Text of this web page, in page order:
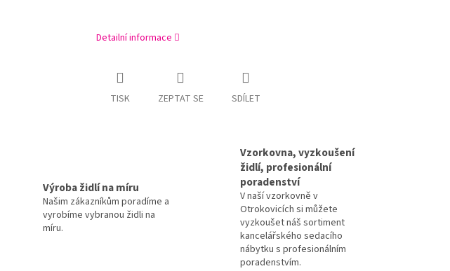
Detailní informace
TISK ZEPTAT SE SDÍLET
Výroba židlí na míru
Našim zákazníkům poradíme a
vyrobíme vybranou židli na
míru.
Vzorkovna, vyzkoušení
židlí, profesionální
poradenství
V naší vzorkovně v
Otrokovicích si můžete
vyzkoušet náš sortiment
kancelářského sedacího
nábytku s profesionálním
poradenstvím.